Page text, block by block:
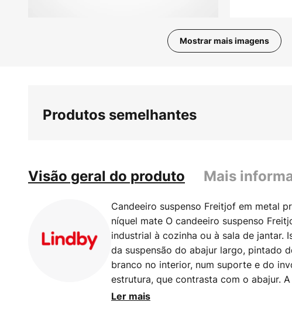
Mostrar mais imagens
Produtos semelhantes
Visão geral do produto Mais
Candeeiro suspenso Freitjof em metal
níquel mate O candeeiro suspenso
industrial à cozinha ou à sala de jantar.
da suspensão do abajur largo, pintado
branco no interior, num suporte e do
estrutura, que contrasta com o abajur.
permite que a luz da lâmpada seja
Ler mais